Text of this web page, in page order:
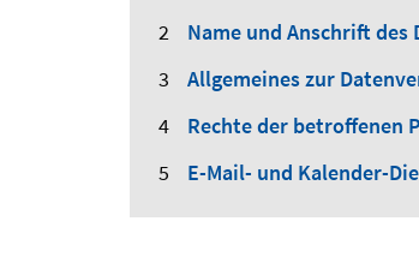
Name und Anschrift
Allgemeines zur
Rechte der betroffenen
E-Mail- und Kalender-